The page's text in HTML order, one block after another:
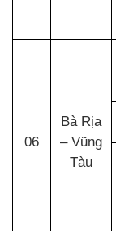
06
Bà Rịa
– Vũng
Tàu